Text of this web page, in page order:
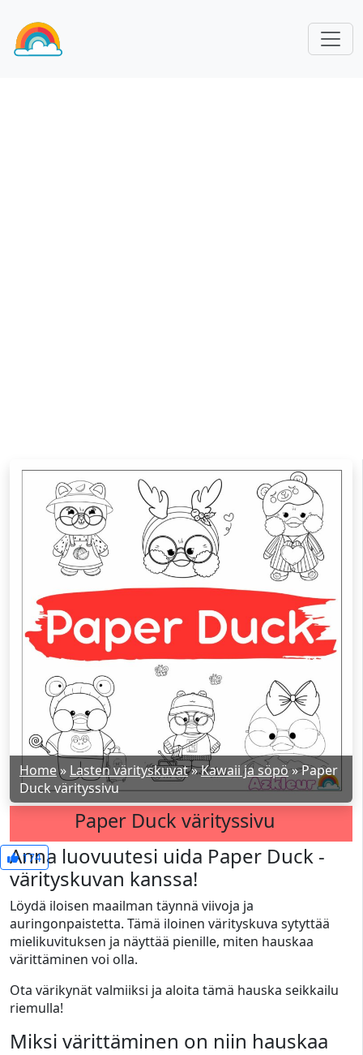
Home» Lasten värityskuvat»Kawaii ja söpö»Paper
Duck värityssivu
Paper Duck värityssivu
174
Anna luovuutesi uida Paper Duck -
värityskuvan kanssa!
Löydä iloisen maailman täynnä viivoja ja
auringonpaistetta. Tämä iloinen värityskuva sytyttää
mielikuvituksen ja näyttää pienille, miten hauskaa
värittäminen voi olla.
Ota värikynät valmiiksi ja aloita tämä hauska seikkailu
riemulla!
Miksi värittäminen on niin hauskaa